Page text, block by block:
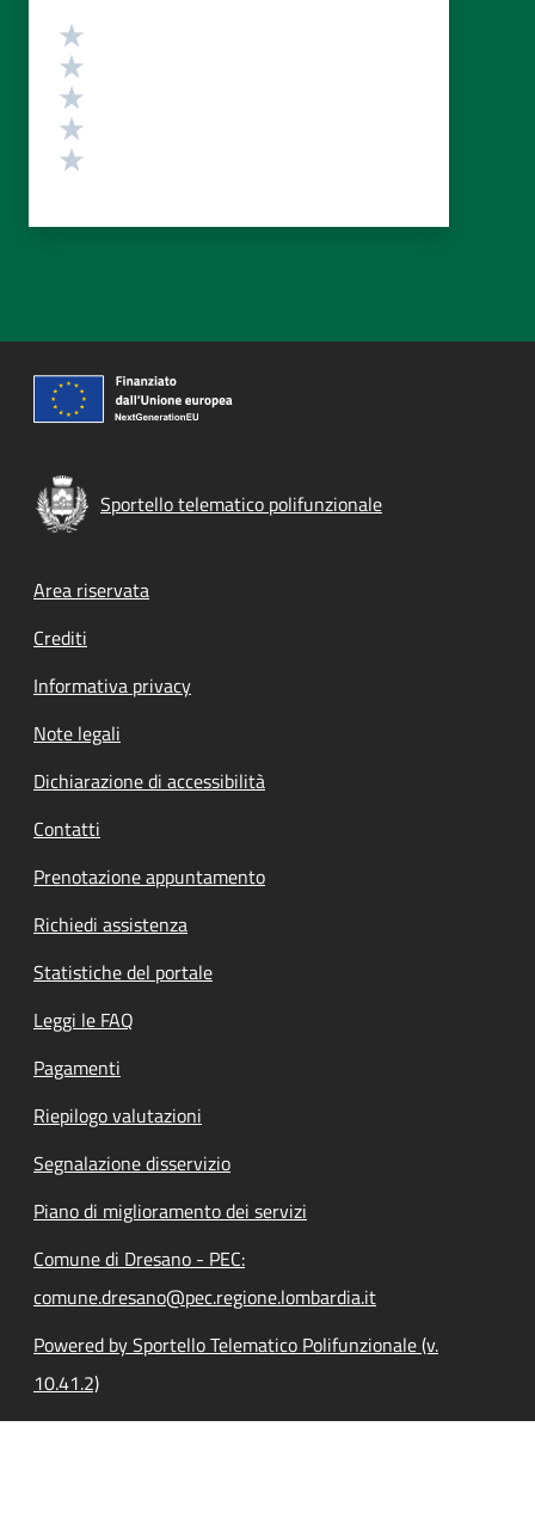
Valutazione
Sportello telematico polifunzionale
Footer menu
Area riservata
Crediti
Informativa privacy
Note legali
Dichiarazione di accessibilità
Contatti
Prenotazione appuntamento
Richiedi assistenza
Statistiche del portale
Leggi le FAQ
Pagamenti
Riepilogo valutazioni
Segnalazione disservizio
Piano di miglioramento dei servizi
Comune di Dresano - PEC:
comune.dresano@pec.regione.lombardia.it
Powered by Sportello Telematico Polifunzionale (v.
10.41.2)